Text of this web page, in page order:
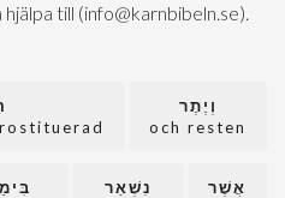
till (info@karnbibeln.se).
וְיֶתֶר
och resten
אֲשֶׁר
נִשְׁאַר